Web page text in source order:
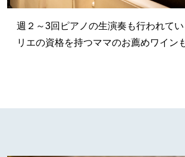
週２～3回ピアノの生演奏も行われて
リエの資格を持つママのお薦めワイン